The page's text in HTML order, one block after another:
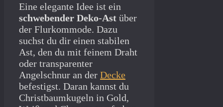
Eine elegante Idee ist ein
schwebender Deko-Ast über
der Flurkommode. Dazu
suchst du dir einen stabilen
Ast, den du mit feinem Draht
oder transparenter
Angelschnur an der Decke
befestigst. Daran kannst du
Christbaumkugeln in Gold,